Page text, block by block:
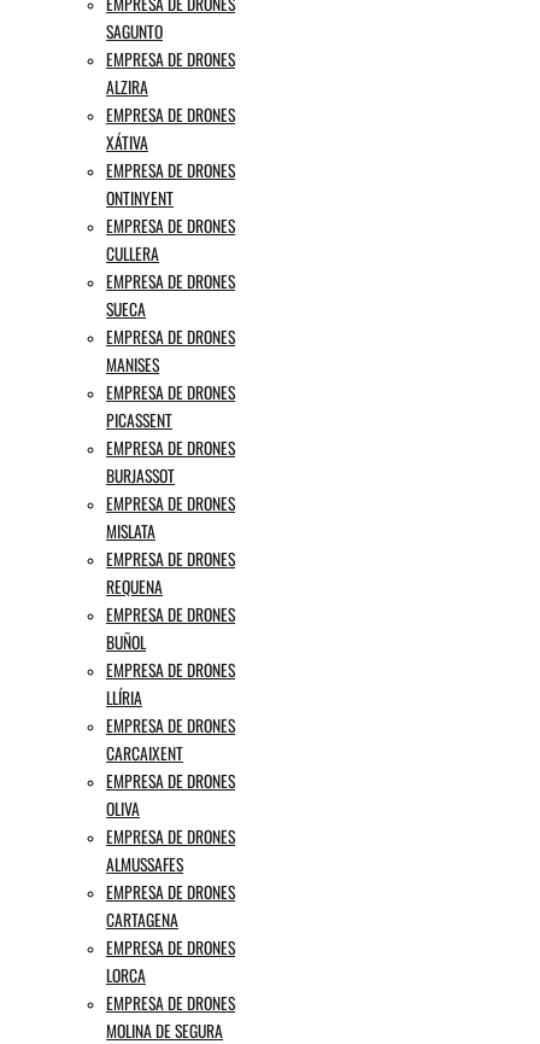
SAGUNTO
EMPRESA DE DRONES
ALZIRA
EMPRESA DE DRONES
XÁTIVA
EMPRESA DE DRONES
ONTINYENT
EMPRESA DE DRONES
CULLERA
EMPRESA DE DRONES
SUECA
EMPRESA DE DRONES
MANISES
EMPRESA DE DRONES
PICASSENT
EMPRESA DE DRONES
BURJASSOT
EMPRESA DE DRONES
MISLATA
EMPRESA DE DRONES
REQUENA
EMPRESA DE DRONES
BUÑOL
EMPRESA DE DRONES
LLÍRIA
EMPRESA DE DRONES
CARCAIXENT
EMPRESA DE DRONES
OLIVA
EMPRESA DE DRONES
ALMUSSAFES
EMPRESA DE DRONES
CARTAGENA
EMPRESA DE DRONES
LORCA
EMPRESA DE DRONES
MOLINA DE SEGURA